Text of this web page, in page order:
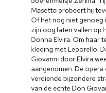
Masetto probeert hij
Of het nog niet genoeg
zijn oog laten vallen op
Donna Elvira. Om haar
kleding met Leporello.
Giovanni door Elvira
aangenomen. De opera
verdiende bijzondere
van de echte Don